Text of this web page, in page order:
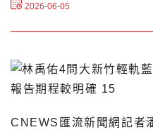
2026-06-05
CNEWS匯流新聞網記者